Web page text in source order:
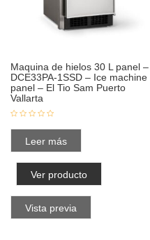
Maquina de hielos 30 L panel –
DCE33PA-1SSD – Ice machine
panel – El Tio Sam Puerto
Vallarta
Leer más
Ver producto
Vista previa